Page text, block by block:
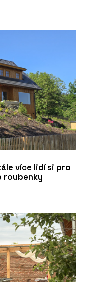
více lidí si pro
roubenky